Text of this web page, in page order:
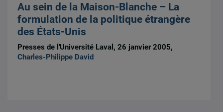
Au sein de la Maison-Blanche – La
formulation de la politique étrangère
des États-Unis
Presses de l'Université Laval, 26 janvier 2005,
Charles-Philippe David